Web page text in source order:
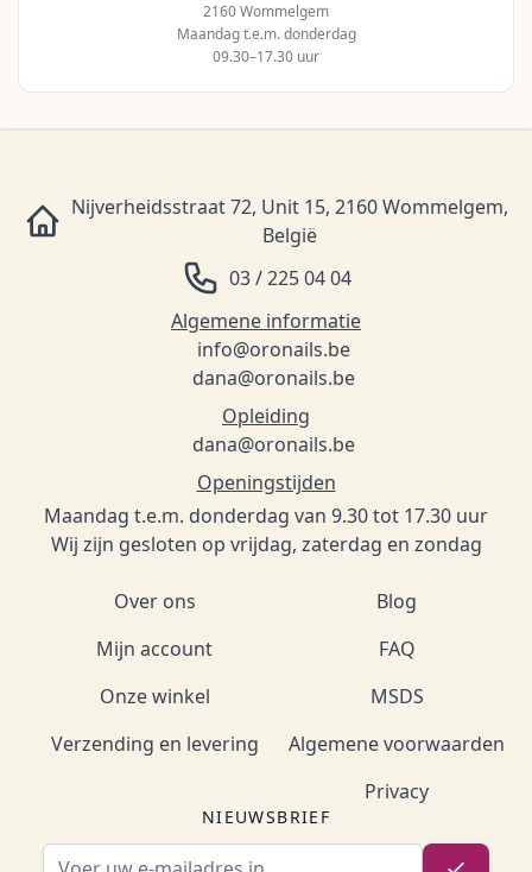
2160 Wommelgem
Maandag t.e.m. donderdag
09.30–17.30 uur
Nijverheidsstraat 72, Unit 15, 2160 Wommelgem,
België
03 / 225 04 04
Algemene informatie
info@oronails.be
dana@oronails.be
Opleiding
dana@oronails.be
Openingstijden
Maandag t.e.m. donderdag van 9.30 tot 17.30 uur
Wij zijn gesloten op vrijdag, zaterdag en zondag
Over ons
Mijn account
Onze winkel
Verzending en levering
Blog
FAQ
MSDS
Algemene voorwaarden
Privacy
NIEUWSBRIEF